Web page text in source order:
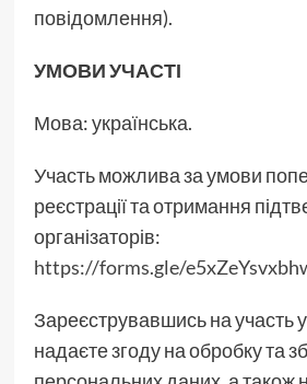
повідомлення).
УМОВИ УЧАСТІ
Мова: українська.
Участь можлива за умови
реєстрації та отримання
організаторів:
https://forms.gle/
Зареєструвавшись на участь у
надаєте згоду на обробку та